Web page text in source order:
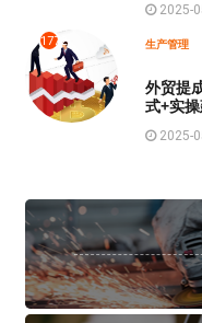
2025-
1772 生产管理
外贸提
式+实
2025-